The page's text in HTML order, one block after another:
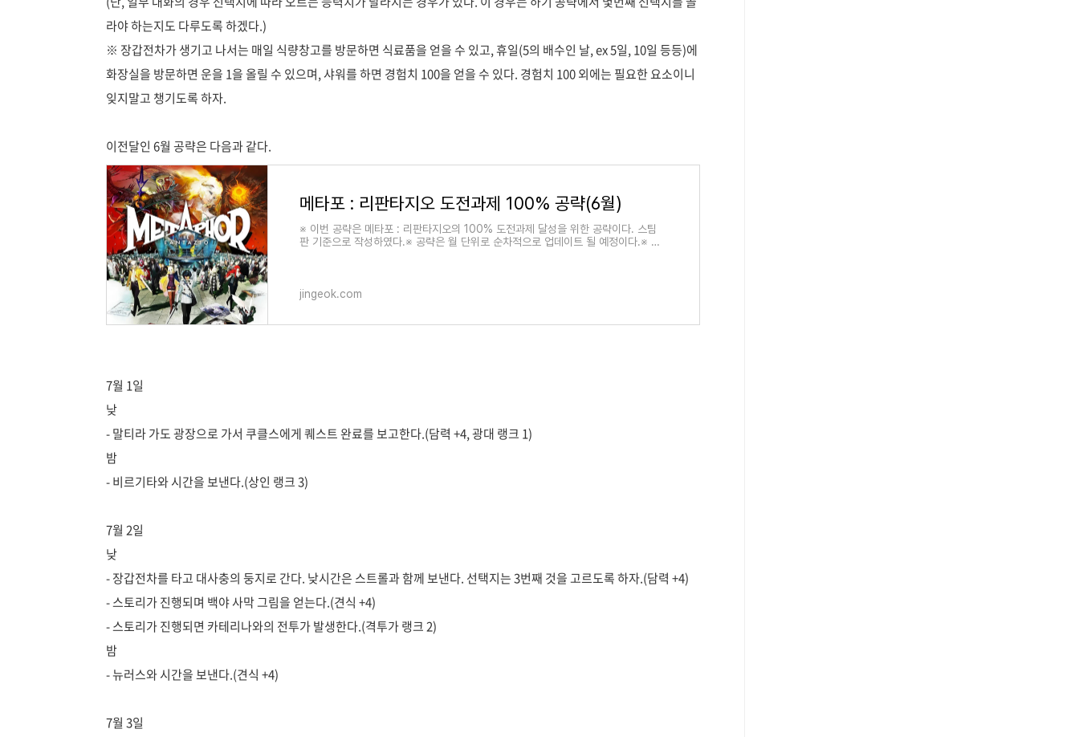
라야 하는지도 다루도록 하겠다.)
※ 장갑전차가 생기고 나서는 매일 식량창고를 방문하면 식료품을 얻을 수 있고, 휴일(5의 배수인 날, ex 5일, 10일 등등)에
화장실을 방문하면 운을 1을 올릴 수 있으며, 샤워를 하면 경험치 100을 얻을 수 있다. 경험치 100 외에는 필요한 요소이니
잊지말고 챙기도록 하자.
이전달인 6월 공략은 다음과 같다.
메타포 : 리판타지오 도전과제 100% 공략(6월)
※ 이번 공략은 메타포 : 리판타지오의 100% 도전과제 달성을 위한 공략이다. 스팀
판 기준으로 작성하였다.※ 공략은 월 단위로 순차적으로 업데이트 될 예정이다.※ 기
jingeok.com
7월 1일
낮
- 말티라 가도 광장으로 가서 쿠클스에게 퀘스트 완료를 보고한다.(담력 +4, 광대 랭크 1)
밤
- 비르기타와 시간을 보낸다.(상인 랭크 3)
7월 2일
낮
- 장갑전차를 타고 대사충의 둥지로 간다. 낮시간은 스트롤과 함께 보낸다. 선택지는 3번째 것을 고르도록 하자.(담력 +4)
- 스토리가 진행되며 백야 사막 그림을 얻는다.(견식 +4)
- 스토리가 진행되면 카테리나와의 전투가 발생한다.(격투가 랭크 2)
밤
- 뉴러스와 시간을 보낸다.(견식 +4)
7월 3일